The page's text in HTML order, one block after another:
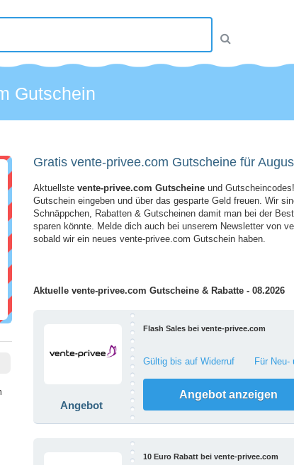
Gutschein
Gratis vente-privee.com Gutscheine für
Aktuellste vente-privee.com Gutscheineund
Gutschein eingeben und über das gesparte Geld freuen. Wir
Schnäppchen, Rabatten & Gutscheinen damit man bei der
sparen könnte. Melde dich auch bei unserem Newsletter von
sobald wir ein neues vente-privee.com Gutschein haben.
Aktuelle vente-privee.com Gutscheine & Rabatte - 08.2026
Angebot
Flash Sales bei vente-privee.com
Gültig bis auf WiderrufFür Neu-
Angebot anzeigen
10 Euro Rabatt bei vente-privee.com